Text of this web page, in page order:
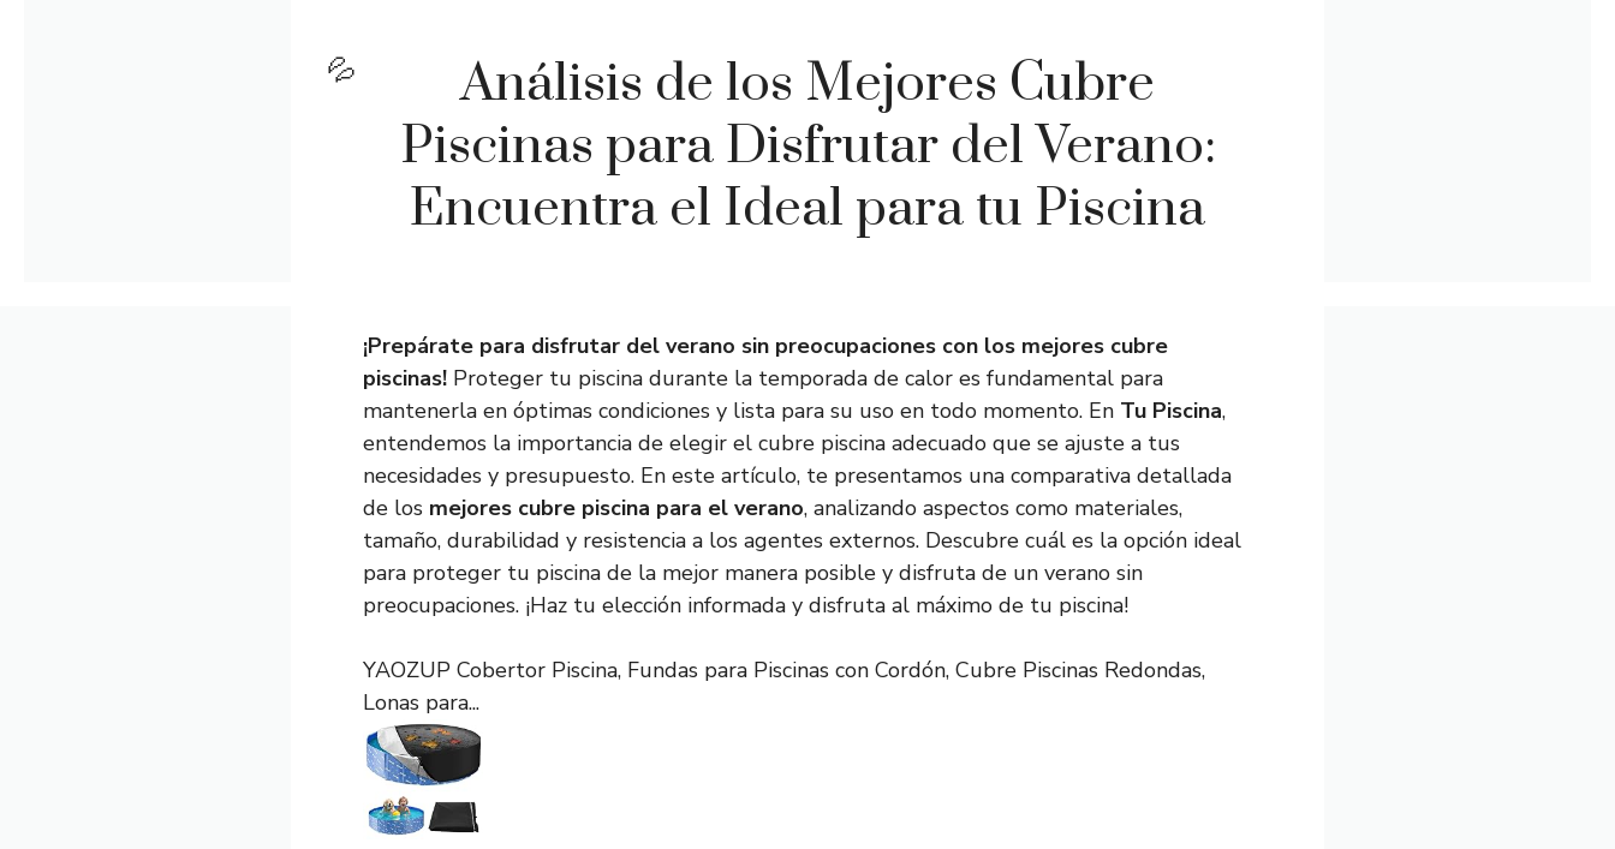
Análisis de los Mejores Cubre
Piscinas para Disfrutar del Verano:
Encuentra el Ideal para tu Piscina
¡Prepárate para disfrutar del verano sin preocupaciones con los mejores cubre
piscinas! Proteger tu piscina durante la temporada de calor es fundamental para
mantenerla en óptimas condiciones y lista para su uso en todo momento. En Tu Piscina,
entendemos la importancia de elegir el cubre piscina adecuado que se ajuste a tus
necesidades y presupuesto. En este artículo, te presentamos una comparativa detallada
de los mejores cubre piscina para el verano, analizando aspectos como materiales,
tamaño, durabilidad y resistencia a los agentes externos. Descubre cuál es la opción ideal
para proteger tu piscina de la mejor manera posible y disfruta de un verano sin
preocupaciones. ¡Haz tu elección informada y disfruta al máximo de tu piscina!
YAOZUP Cobertor Piscina, Fundas para Piscinas con Cordón, Cubre Piscinas Redondas,
Lonas para...